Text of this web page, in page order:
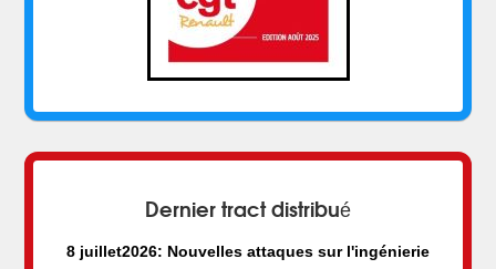
Dernier tract distribué
8 juillet2026: Nouvelles attaques sur l'ingénierie